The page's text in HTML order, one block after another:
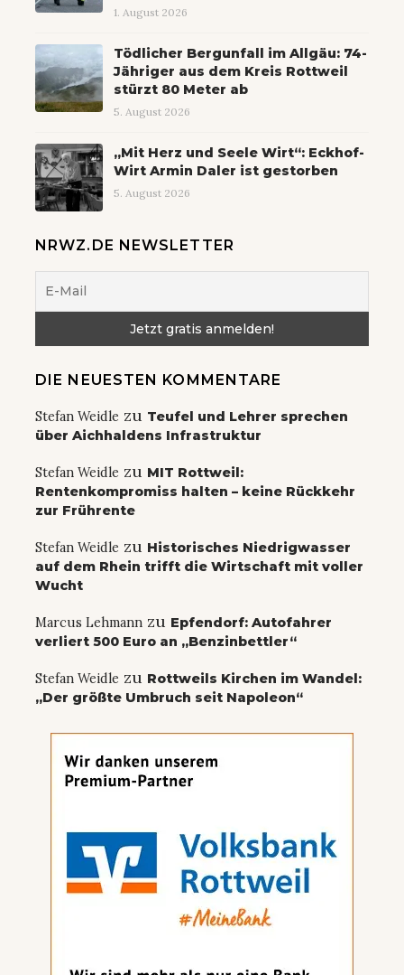
1. August 2026
Tödlicher Bergunfall im Allgäu: 74-
Jähriger aus dem Kreis Rottweil
stürzt 80 Meter ab
5. August 2026
„Mit Herz und Seele Wirt“: Eckhof-
Wirt Armin Daler ist gestorben
5. August 2026
NRWZ.DE NEWSLETTER
DIE NEUESTEN KOMMENTARE
Stefan Weidle zu Teufel und Lehrer sprechen
über Aichhaldens Infrastruktur
Stefan Weidle zu MIT Rottweil:
Rentenkompromiss halten – keine Rückkehr
zur Frührente
Stefan Weidle zu Historisches Niedrigwasser
auf dem Rhein trifft die Wirtschaft mit voller
Wucht
Marcus Lehmann zu Epfendorf: Autofahrer
verliert 500 Euro an „Benzinbettler“
Stefan Weidle zu Rottweils Kirchen im Wandel:
„Der größte Umbruch seit Napoleon“